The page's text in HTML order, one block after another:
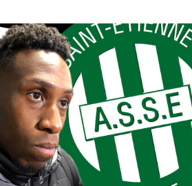
d
e
l
’
a
r
t
i
c
l
e
D
s
i
b
l
e
s